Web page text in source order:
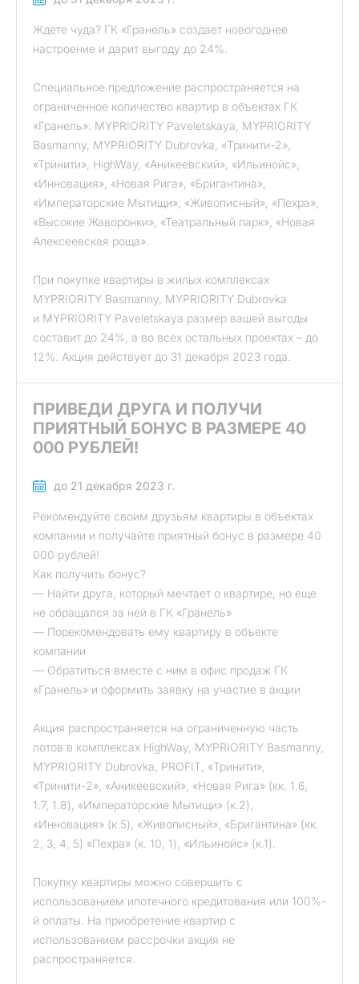
Ждете чуда? ГК «Гранель» создает новогоднее
настроение и дарит выгоду до 24%.
Специальное предложение распространяется на
ограниченное количество квартир в объектах ГК
«Гранель»: MYPRIORITY Paveletskaya, MYPRIORITY
Basmanny, MYPRIORITY Dubrovka, «Тринити-2»,
«Тринити», HighWay, «Аникеевский», «Ильинойс»,
«Инновация», «Новая Рига», «Бригантина»,
«Императорские Мытищи», «Живописный», «Пехра»,
«Высокие Жаворонки», «Театральный парк», «Новая
Алексеевская роща».
При покупке квартиры в жилых комплексах
MYPRIORITY Basmanny, MYPRIORITY Dubrovka
и MYPRIORITY Paveletskaya размер вашей выгоды
составит до 24%, а во всех остальных проектах – до
12%. Акция действует до 31 декабря 2023 года.
ПРИВЕДИ ДРУГА И ПОЛУЧИ
ПРИЯТНЫЙ БОНУС В РАЗМЕРЕ 40
000 РУБЛЕЙ!
до 21 декабря 2023 г.
Рекомендуйте своим друзьям квартиры в объектах
компании и получайте приятный бонус в размере 40
000 рублей!
Как получить бонус?
— Найти друга, который мечтает о квартире, но еще
не обращался за ней в ГК «Гранель»
— Порекомендовать ему квартиру в объекте
компании
— Обратиться вместе с ним в офис продаж ГК
«Гранель» и оформить заявку на участие в акции
Акция распространяется на ограниченную часть
лотов в комплексах HighWay, MYPRIORITY Basmanny,
MYPRIORITY Dubrovkа, PROFIT, «Тринити»,
«Тринити-2», «Аникеевский», «Новая Рига» (кк. 1.6,
1.7, 1.8), «Императорские Мытищи» (к.2),
«Инновация» (к.5), «Живописный», «Бригантина» (кк.
2, 3, 4, 5) «Пехра» (к. 10, 1), «Ильинойс» (к.1).
Покупку квартиры можно совершить с
использованием ипотечного кредитования или 100%-
й оплаты. На приобретение квартир с
использованием рассрочки акция не
распространяется.